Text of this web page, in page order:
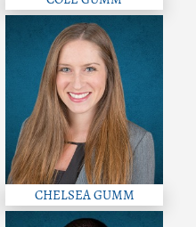
CHELSEA GUMM